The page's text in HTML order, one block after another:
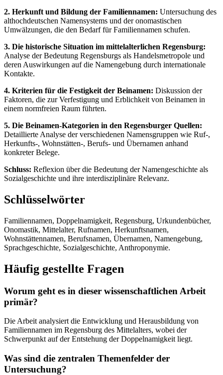
2. Herkunft und Bildung der Familiennamen: Untersuchung des
althochdeutschen Namensystems und der onomastischen
Umwälzungen, die den Bedarf für Familiennamen schufen.
3. Die historische Situation im mittelalterlichen Regensburg:
Analyse der Bedeutung Regensburgs als Handelsmetropole und
deren Auswirkungen auf die Namengebung durch internationale
Kontakte.
4. Kriterien für die Festigkeit der Beinamen: Diskussion der
Faktoren, die zur Verfestigung und Erblichkeit von Beinamen in
einem normfreien Raum führten.
5. Die Beinamen-Kategorien in den Regensburger Quellen:
Detaillierte Analyse der verschiedenen Namensgruppen wie Ruf-,
Herkunfts-, Wohnstätten-, Berufs- und Übernamen anhand
konkreter Belege.
Schluss: Reflexion über die Bedeutung der Namengeschichte als
Sozialgeschichte und ihre interdisziplinäre Relevanz.
Schlüsselwörter
Familiennamen, Doppelnamigkeit, Regensburg, Urkundenbücher,
Onomastik, Mittelalter, Rufnamen, Herkunftsnamen,
Wohnstättennamen, Berufsnamen, Übernamen, Namengebung,
Sprachgeschichte, Sozialgeschichte, Anthroponymie.
Häufig gestellte Fragen
Worum geht es in dieser wissenschaftlichen Arbeit
primär?
Die Arbeit analysiert die Entwicklung und Herausbildung von
Familiennamen im Regensburg des Mittelalters, wobei der
Schwerpunkt auf der Entstehung der Doppelnamigkeit liegt.
Was sind die zentralen Themenfelder der
Untersuchung?